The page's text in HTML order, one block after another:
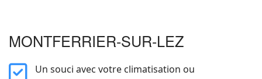
MONTFERRIER-SUR-LEZ
farUn souci avec votre climatisation ou